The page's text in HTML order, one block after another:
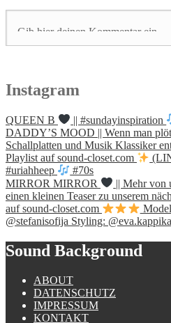
Instagram
QUEEN B || #sundayinspiration
DADDY’S MOOD || Wenn man
Schallplatten und Musik Klassiker
Playlist auf sound-closet.com
#uriahheep
#70s
MIRROR MIRROR
|| Mehr von
einen kleinen Teaser zu unserem
auf sound-closet.com
@stefanisofija Styling:
Sound Background
ABOUT
DATENSCHUTZ
IMPRESSUM
KONTAKT